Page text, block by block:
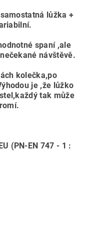
lůžka +
spaní ,ale
návštěvě.
kolečka,po
je ,že lůžko
tak může
(PN-EN 747 - 1 :